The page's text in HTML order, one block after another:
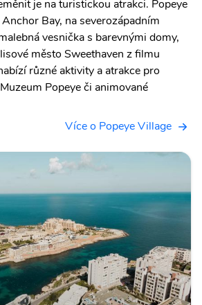
je na turistickou atrakci. Popeye
Bay, na severozápadním
vesnička s barevnými domy,
město Sweethaven z filmu
různé aktivity a atrakce pro
Popeye či animované
Více o Popeye Village